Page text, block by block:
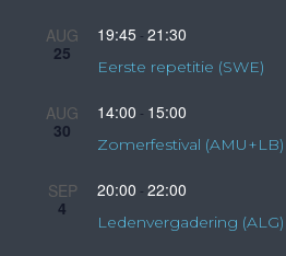
AUG
25
19:45 - 21:30
Eerste repetitie (SWE)
AUG
30
14:00 - 15:00
Zomerfestival (AMU+LB)
SEP
4
20:00 - 22:00
Ledenvergadering (ALG)